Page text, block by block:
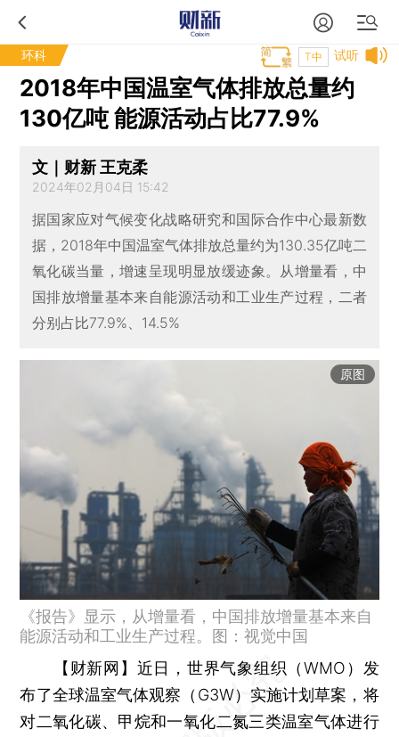
环科 试听
T中
2018年中国温室气体排放总量约
130亿吨 能源活动占比77.9%
文｜财新 王克柔
2024年02月04日 15:42
据国家应对气候变化战略研究和国际合作中心最新数
据，2018年中国温室气体排放总量约为130.35亿吨二
氧化碳当量，增速呈现明显放缓迹象。从增量看，中
国排放增量基本来自能源活动和工业生产过程，二者
分别占比77.9%、14.5%
原图
《报告》显示，从增量看，中国排放增量基本来自
能源活动和工业生产过程。图：视觉中国
【财新网】 近日，世界气象组织（WMO）发
布了全球温室气体观察（G3W）实施计划草案，将
对二氧化碳、甲烷和一氧化二氮三类温室气体进行